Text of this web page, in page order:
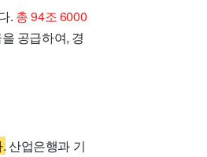
. 총 94조 6000
공급하여, 경
산업은행과 기